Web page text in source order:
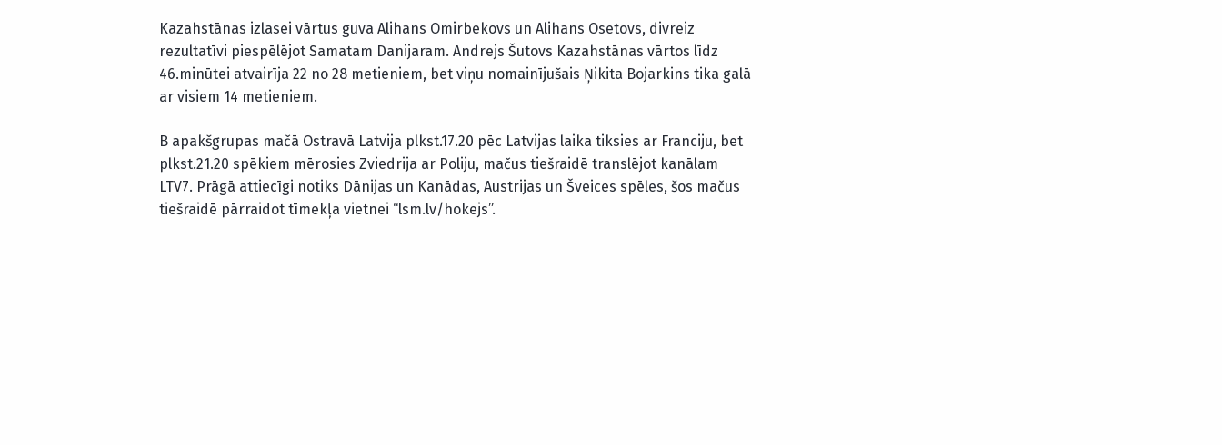
Kazahstānas izlasei vārtus guva Alihans Omirbekovs un Alihans Osetovs, divreiz
rezultatīvi piespēlējot Samatam Danijaram. Andrejs Šutovs Kazahstānas vārtos līdz
46.minūtei atvairīja 22 no 28 metieniem, bet viņu nomainījušais Ņikita Bojarkins tika galā
ar visiem 14 metieniem.
B apakšgrupas mačā Ostravā Latvija plkst.17.20 pēc Latvijas laika tiksies ar Franciju, bet
plkst.21.20 spēkiem mērosies Zviedrija ar Poliju, mačus tiešraidē translējot kanālam
LTV7. Prāgā attiecīgi notiks Dānijas un Kanādas, Austrijas un Šveices spēles, šos mačus
tiešraidē pārraidot tīmekļa vietnei “lsm.lv/hokejs”.